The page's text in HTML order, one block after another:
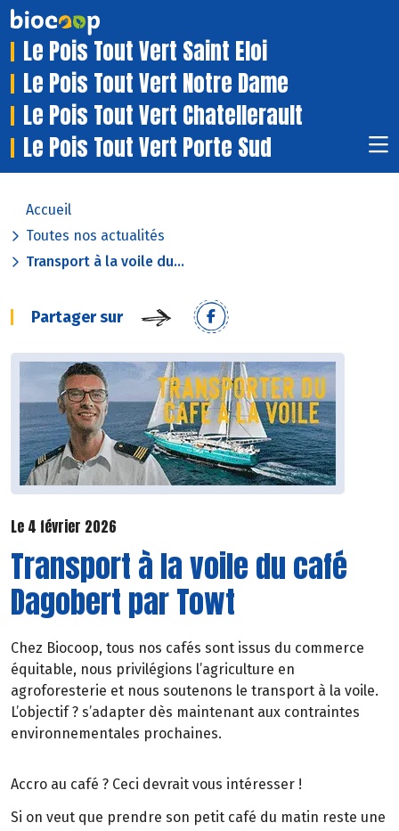
Le Pois Tout Vert Saint Eloi
Le Pois Tout Vert Notre Dame
Le Pois Tout Vert Chatellerault
Le Pois Tout Vert Porte Sud
Accueil
Toutes nos actualités
Transport à la voile du...
Partager sur
Le 4 février 2026
Transport à la voile du café
Dagobert par Towt
Chez Biocoop, tous nos cafés sont issus du commerce
équitable, nous privilégions l’agriculture en
agroforesterie et nous soutenons le transport à la voile.
L’objectif ? s’adapter dès maintenant aux contraintes
environnementales prochaines.
Accro au café ? Ceci devrait vous intéresser !
Si on veut que prendre son petit café du matin reste une